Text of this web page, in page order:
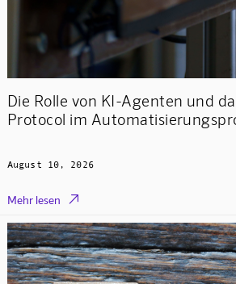
Die Rolle von KI-Agenten und
Protocol im
August 10, 2026
Mehr lesen 